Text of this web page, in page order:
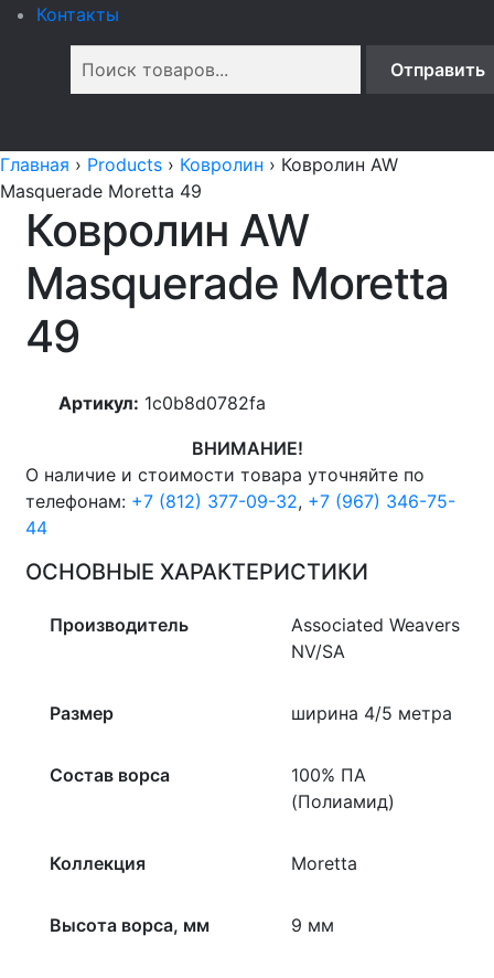
Контакты
Главная › Products › Ковролин › Ковролин AW
Masquerade Moretta 49
Ковролин AW
Masquerade Moretta
49
Артикул: 1c0b8d0782fa
ВНИМАНИЕ!
О наличие и стоимости товара уточняйте по
телефонам: +7 (812) 377-09-32, +7 (967) 346-75-
44
ОСНОВНЫЕ ХАРАКТЕРИСТИКИ
Производитель
Associated Weavers
NV/SA
Размер ширина 4/5 метра
Состав ворса
100% ПА
(Полиамид)
Коллекция Moretta
Высота ворса, мм 9 мм